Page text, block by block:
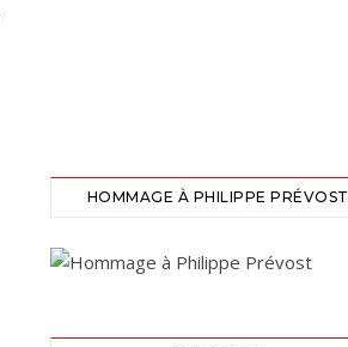
HOMMAGE À PHILIPPE PRÉVOST